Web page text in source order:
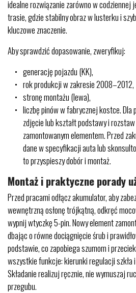
idealne rozwiązanie zarówno w codziennej
trasie, gdzie stabilny obraz w lusterku i
kluczowe znaczenie.
Aby sprawdzić dopasowanie, zweryfikuj:
generację pojazdu (KK),
rok produkcji w zakresie 2008–2012,
stronę montażu (lewa),
liczbę pinów w fabrycznej kostce. Dla
zdjęcie lub kształt podstawy i
zamontowanym elementem. Przed
dane w specyfikacji auta lub
to przyspieszy dobór i montaż.
Montaż i praktyczne porady
Przed pracami odłącz akumulator, aby
wewnętrzną osłonę trójkątną, odkręć
wypnij wtyczkę 5-pin. Nowy element
dbając o równe dociągnięcie śrub i
podstawie, co zapobiega szumom i
wszystkie funkcje: kierunki regulacji szkła
Składanie realizuj ręcznie, nie wymuszaj
przegubu.